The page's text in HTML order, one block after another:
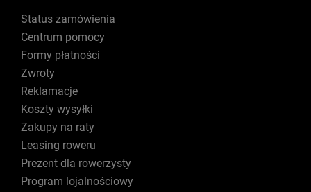
Status zamówienia
Centrum pomocy
Formy płatności
Zwroty
Reklamacje
Koszty wysyłki
Zakupy na raty
Leasing roweru
Prezent dla rowerzysty
Program lojalnościowy